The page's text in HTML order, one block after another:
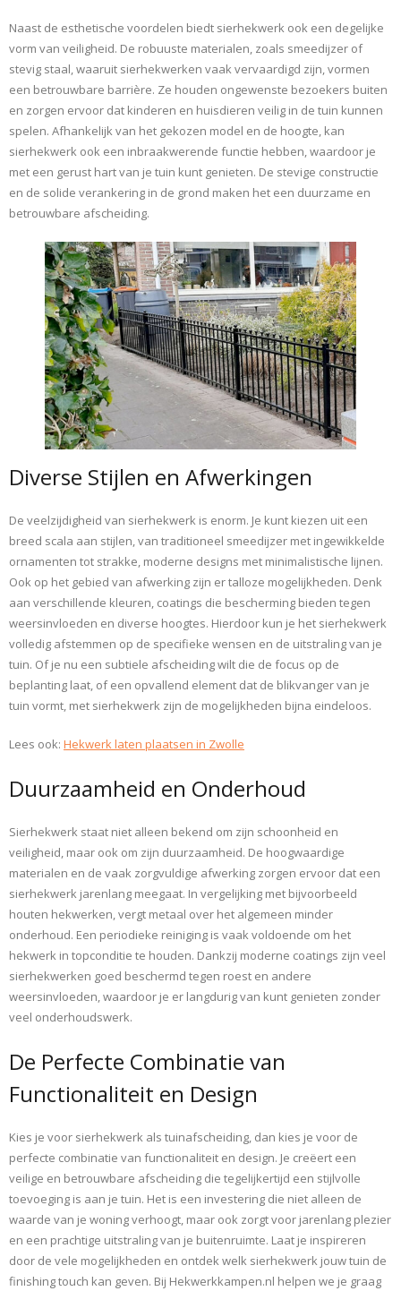
Naast de esthetische voordelen biedt sierhekwerk ook een degelijke
vorm van veiligheid. De robuuste materialen, zoals smeedijzer of
stevig staal, waaruit sierhekwerken vaak vervaardigd zijn, vormen
een betrouwbare barrière. Ze houden ongewenste bezoekers buiten
en zorgen ervoor dat kinderen en huisdieren veilig in de tuin kunnen
spelen. Afhankelijk van het gekozen model en de hoogte, kan
sierhekwerk ook een inbraakwerende functie hebben, waardoor je
met een gerust hart van je tuin kunt genieten. De stevige constructie
en de solide verankering in de grond maken het een duurzame en
betrouwbare afscheiding.
Diverse Stijlen en Afwerkingen
De veelzijdigheid van sierhekwerk is enorm. Je kunt kiezen uit een
breed scala aan stijlen, van traditioneel smeedijzer met ingewikkelde
ornamenten tot strakke, moderne designs met minimalistische lijnen.
Ook op het gebied van afwerking zijn er talloze mogelijkheden. Denk
aan verschillende kleuren, coatings die bescherming bieden tegen
weersinvloeden en diverse hoogtes. Hierdoor kun je het sierhekwerk
volledig afstemmen op de specifieke wensen en de uitstraling van je
tuin. Of je nu een subtiele afscheiding wilt die de focus op de
beplanting laat, of een opvallend element dat de blikvanger van je
tuin vormt, met sierhekwerk zijn de mogelijkheden bijna eindeloos.
Lees ook: Hekwerk laten plaatsen in Zwolle
Duurzaamheid en Onderhoud
Sierhekwerk staat niet alleen bekend om zijn schoonheid en
veiligheid, maar ook om zijn duurzaamheid. De hoogwaardige
materialen en de vaak zorgvuldige afwerking zorgen ervoor dat een
sierhekwerk jarenlang meegaat. In vergelijking met bijvoorbeeld
houten hekwerken, vergt metaal over het algemeen minder
onderhoud. Een periodieke reiniging is vaak voldoende om het
hekwerk in topconditie te houden. Dankzij moderne coatings zijn veel
sierhekwerken goed beschermd tegen roest en andere
weersinvloeden, waardoor je er langdurig van kunt genieten zonder
veel onderhoudswerk.
De Perfecte Combinatie van
Functionaliteit en Design
Kies je voor sierhekwerk als tuinafscheiding, dan kies je voor de
perfecte combinatie van functionaliteit en design. Je creëert een
veilige en betrouwbare afscheiding die tegelijkertijd een stijlvolle
toevoeging is aan je tuin. Het is een investering die niet alleen de
waarde van je woning verhoogt, maar ook zorgt voor jarenlang plezier
en een prachtige uitstraling van je buitenruimte. Laat je inspireren
door de vele mogelijkheden en ontdek welk sierhekwerk jouw tuin de
finishing touch kan geven. Bij Hekwerkkampen.nl helpen we je graag